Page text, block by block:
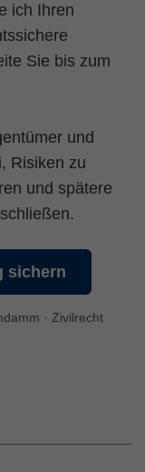
ich Ihren
Sie bis zum
und
Risiken zu
und spätere
sichern
· Zivilrecht